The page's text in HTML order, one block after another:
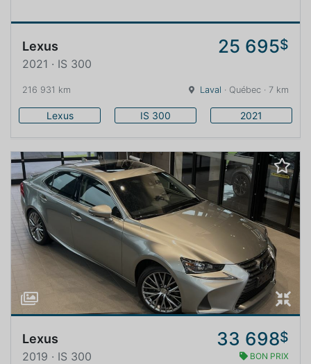
Lexus 25 695$
2021 · IS 300
216 931 km Laval · Québec · 7 km
Lexus IS 300 2021
Lexus 33 698$
2019 · IS 300 BON PRIX